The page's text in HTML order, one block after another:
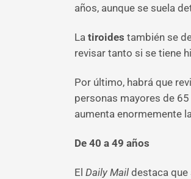
años, aunque se suela
La tiroides también se
revisar tanto si se tiene
Por último, habrá que
personas mayores de
aumenta enormemente
De 40 a 49 años
El Daily Mail destaca que